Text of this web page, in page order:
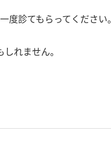
度診てもらってください。
れません。